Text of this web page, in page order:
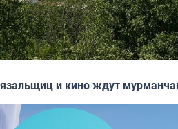
и кино ждут